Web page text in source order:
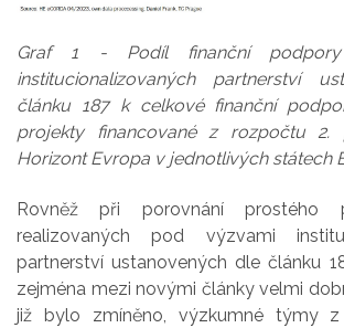
Graf 1 - Podíl finanční
institucionalizovaných partnerství
článku 187 k celkové finanční
projekty financované z rozpočtu 2.
Horizont Evropa v jednotlivých státech
Rovněž při porovnání prostého
realizovaných pod výzvami
partnerství ustanovených dle článku
zejména mezi novými články velmi
již bylo zmíněno, výzkumné týmy